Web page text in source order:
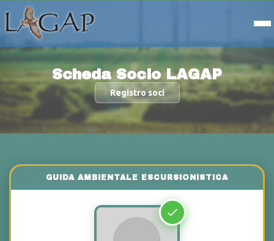
Scheda Socio LAGAP
Registro soci